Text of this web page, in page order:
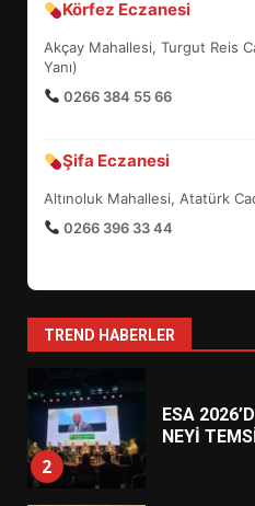
Körfez Eczanesi
Akçay Mahallesi, Turgut Reis
Yanı)
0266 384 55 66
Şifa Eczanesi
Altınoluk Mahallesi, Atatürk
0266 396 33 44
TREND HABERLER
6
7
YENİ
1
HAREKETE
2
ESA
NEYİ